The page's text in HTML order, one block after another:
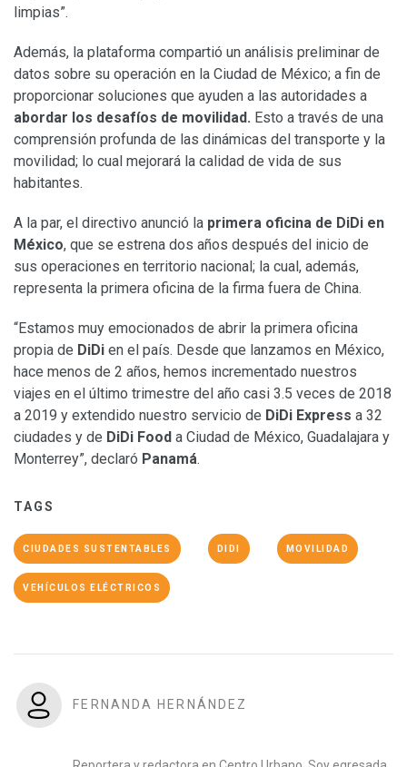
limpias”.
Además, la plataforma compartió un análisis preliminar de
datos sobre su operación en la Ciudad de México; a fin de
proporcionar soluciones que ayuden a las autoridades a
abordar los desafíos de movilidad. Esto a través de una
comprensión profunda de las dinámicas del transporte y la
movilidad; lo cual mejorará la calidad de vida de sus
habitantes.
A la par, el directivo anunció la primera oficina de DiDi en
México, que se estrena dos años después del inicio de
sus operaciones en territorio nacional; la cual, además,
representa la primera oficina de la firma fuera de China.
“Estamos muy emocionados de abrir la primera oficina
propia de DiDi en el país. Desde que lanzamos en México,
hace menos de 2 años, hemos incrementado nuestros
viajes en el último trimestre del año casi 3.5 veces de 2018
a 2019 y extendido nuestro servicio de DiDi Express a 32
ciudades y de DiDi Food a Ciudad de México, Guadalajara y
Monterrey”, declaró Panamá.
TAGS
CIUDADES SUSTENTABLES DIDI MOVILIDAD
VEHÍCULOS ELÉCTRICOS
FERNANDA HERNÁNDEZ